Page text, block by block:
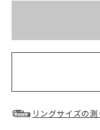
リングサイズの